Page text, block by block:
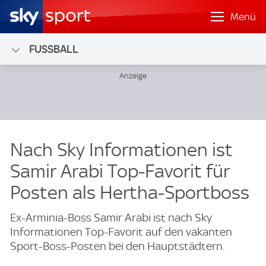
Menü
FUSSBALL
Nach Sky Informationen ist
Samir Arabi Top-Favorit für
Posten als Hertha-Sportboss
Ex-Arminia-Boss Samir Arabi ist nach Sky
Informationen Top-Favorit auf den vakanten
Sport-Boss-Posten bei den Hauptstädtern.